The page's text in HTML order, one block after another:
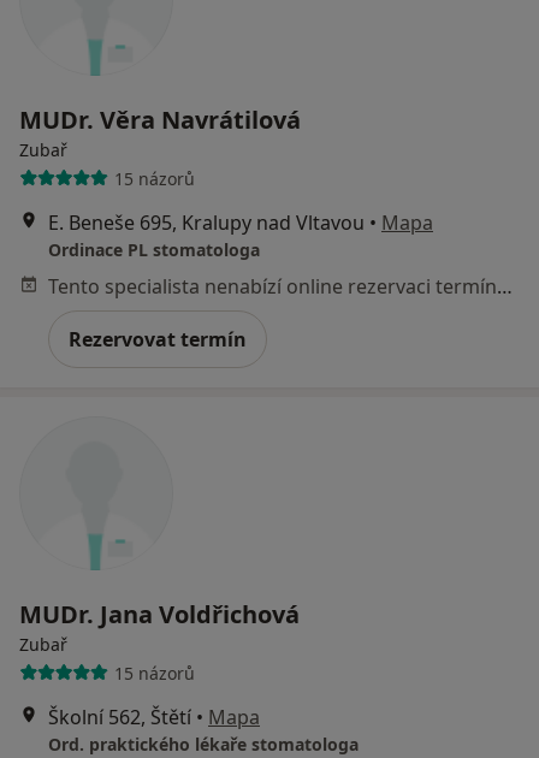
MUDr. Věra Navrátilová
Zubař
15 názorů
E. Beneše 695, Kralupy nad Vltavou • Mapa
Ordinace PL stomatologa
Tento specialista nenabízí online rezervaci termínu na této adrese.
Rezervovat termín
MUDr. Jana Voldřichová
Zubař
15 názorů
Školní 562, Štětí • Mapa
Ord. praktického lékaře stomatologa